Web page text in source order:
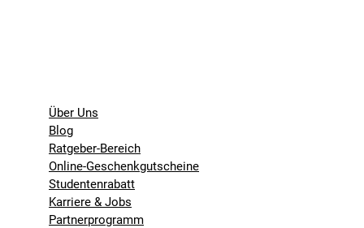
Über Uns
Blog
Ratgeber-Bereich
Online-Geschenkgutscheine
Studentenrabatt
Karriere & Jobs
Partnerprogramm